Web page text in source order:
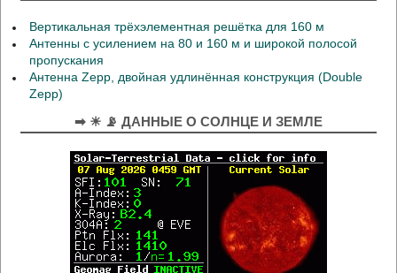
Вертикальная трёхэлементная решётка для 160 м
Антенны с усилением на 80 и 160 м и широкой полосой
пропускания
Антенна Zepp, двойная удлинённая конструкция (Double
Zepp)
➡ ☀ 📡 ДАННЫЕ О СОЛНЦЕ И ЗЕМЛЕ